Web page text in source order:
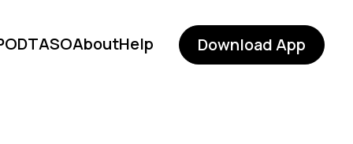
Download App
TASOAboutHelp